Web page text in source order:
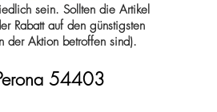
sein. Sollten die Artikel
Rabatt auf den günstigsten
der Aktion betroffen sind).
54403